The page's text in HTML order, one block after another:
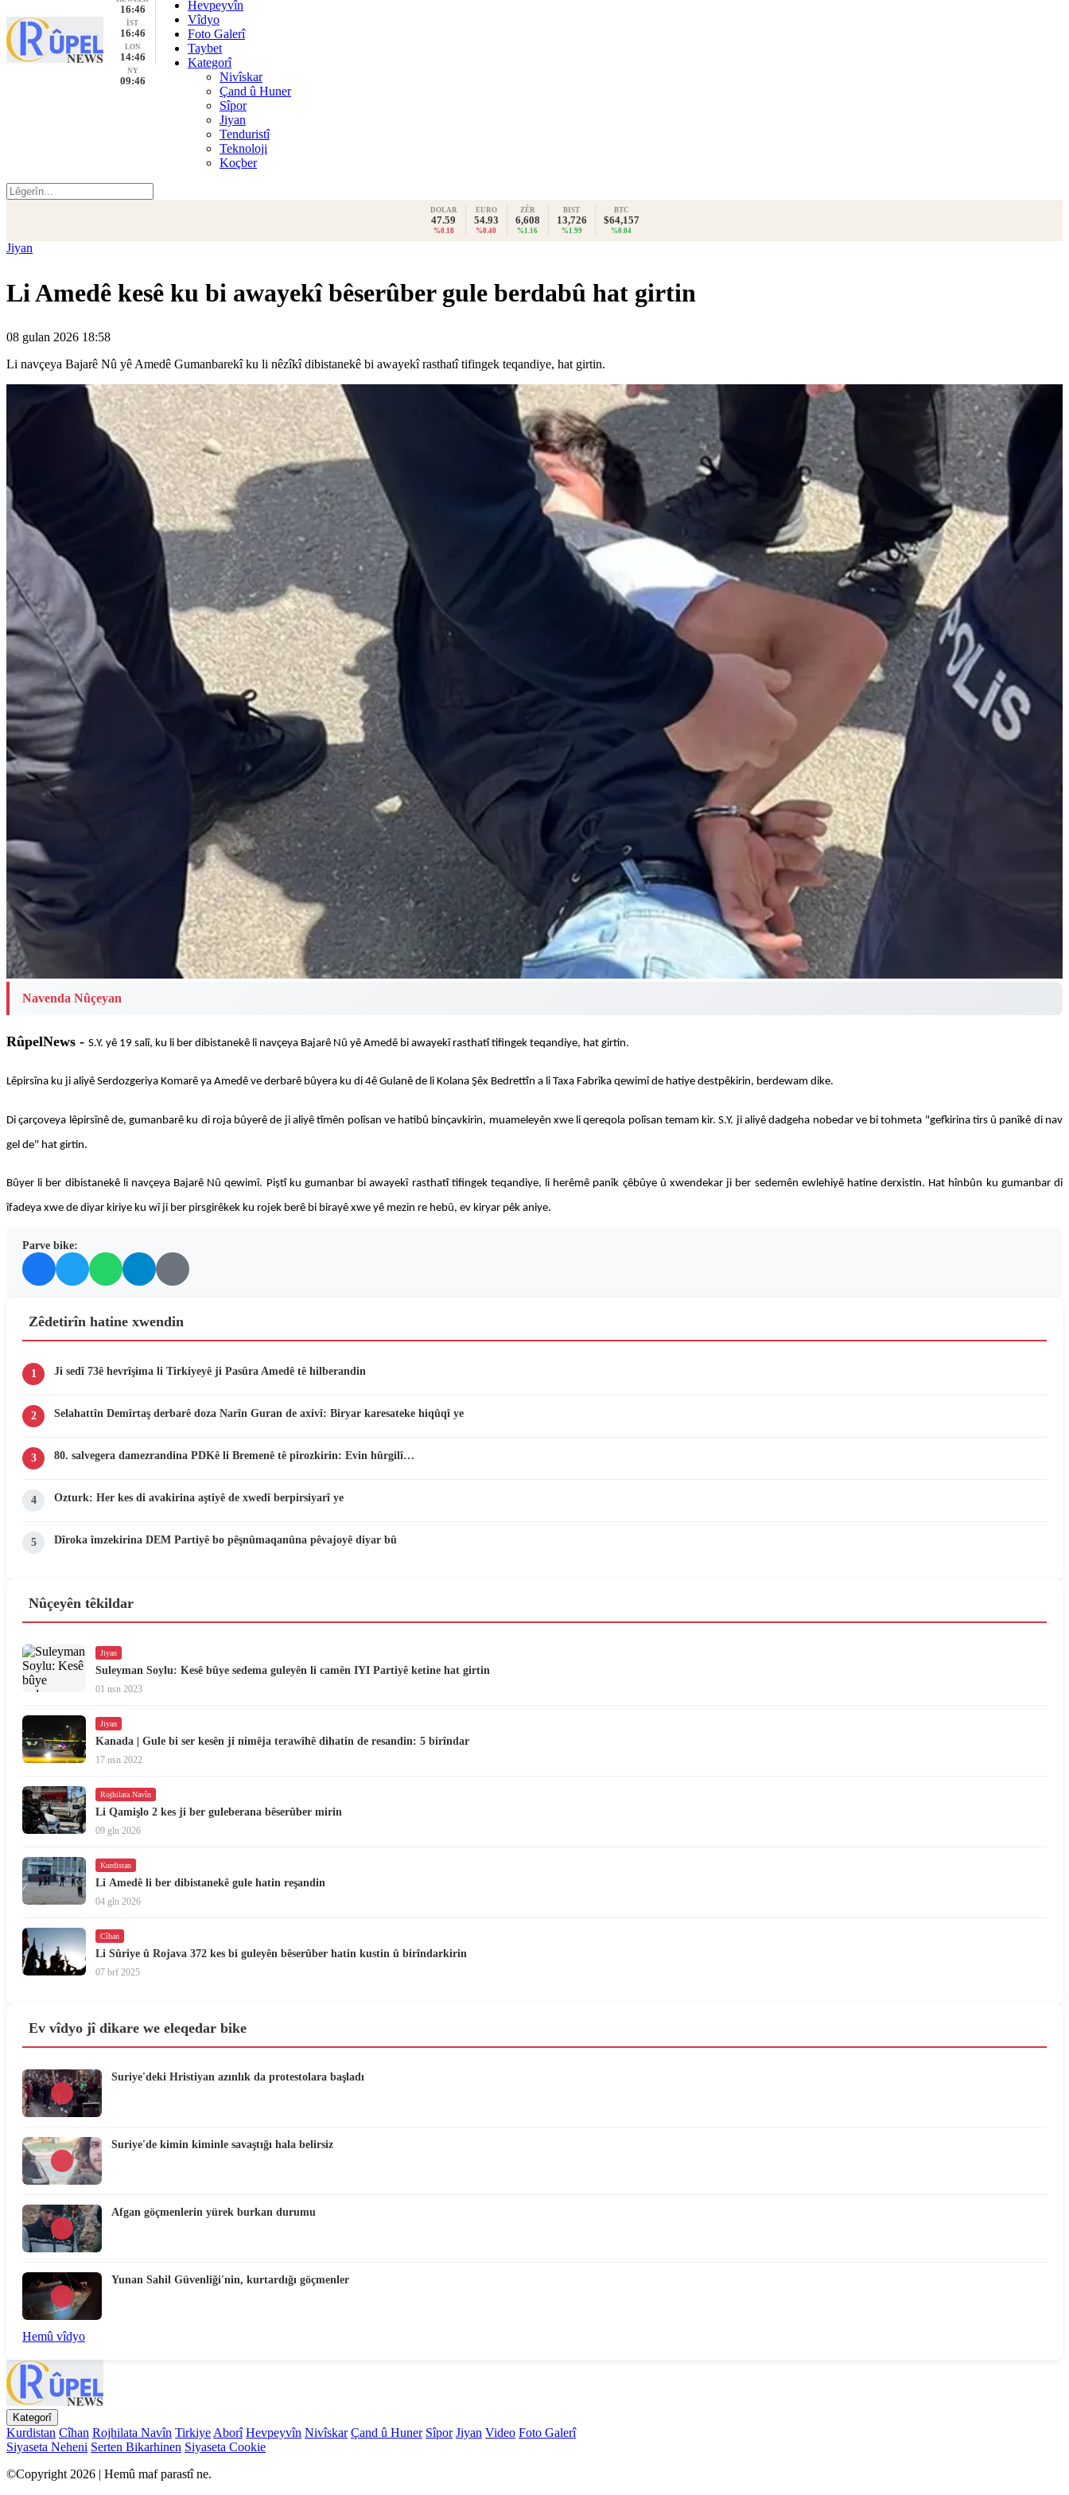
16:46
İST
16:46
LON
14:46
NY
09:46
Hevpeyvîn
Vîdyo
Foto Galerî
Taybet
Kategorî
Nivîskar
Çand û Huner
Sîpor
Jiyan
Tenduristî
Teknoloji
Koçber
DOLAR
47.59
%0.18
EURO
54.93
%0.40
ZÊR
6,608
%1.16
BIST
13,726
%1.99
BTC
$64,157
%0.04
Jiyan
Li Amedê kesê ku bi awayekî bêserûber gule berdabû hat girtin
08 gulan 2026 18:58
Li navçeya Bajarê Nû yê Amedê Gumanbarekî ku li nêzîkî dibistanekê bi awayekî rasthatî tifingek teqandiye, hat girtin.
Navenda Nûçeyan
RûpelNews - S.Y. yê 19 salî, ku li ber dibistanekê li navçeya Bajarê Nû yê Amedê bi awayekî rasthatî tifingek teqandiye, hat girtin.
Lêpirsîna ku ji aliyê Serdozgeriya Komarê ya Amedê ve derbarê bûyera ku di 4ê Gulanê de li Kolana Şêx Bedrettîn a li Taxa Fabrîka qewimî de hatiye destpêkirin, berdewam dike.
Di çarçoveya lêpirsînê de, gumanbarê ku di roja bûyerê de ji aliyê tîmên polîsan ve hatibû binçavkirin, muameleyên xwe li qereqola polîsan temam kir. S.Y. ji aliyê dadgeha nobedar ve bi tohmeta "gefkirina tirs û panîkê di nav
gel de" hat girtin.
Bûyer li ber dibistanekê li navçeya Bajarê Nû qewimî. Piştî ku gumanbar bi awayekî rasthatî tifingek teqandiye, li herêmê panîk çêbûye û xwendekar ji ber sedemên ewlehiyê hatine derxistin. Hat hînbûn ku gumanbar di
îfadeya xwe de diyar kiriye ku wî ji ber pirsgirêkek ku rojek berê bi birayê xwe yê mezin re hebû, ev kiryar pêk aniye.
Parve bike:
Zêdetirîn hatine xwendin
1 Ji sedî 73ê hevrîşima li Tirkiyeyê ji Pasûra Amedê tê hilberandin
2 Selahattîn Demîrtaş derbarê doza Narîn Guran de axivî: Biryar karesateke hiqûqî ye
3 80. salvegera damezrandina PDKê li Bremenê tê pîrozkirin: Evin hûrgilî…
4 Ozturk: Her kes di avakirina aştiyê de xwedî berpirsiyarî ye
5 Dîroka îmzekirina DEM Partiyê bo pêşnûmaqanûna pêvajoyê diyar bû
Nûçeyên têkildar
Jiyan
Suleyman Soylu: Kesê bûye sedema guleyên li camên IYI Partiyê ketine hat girtin
01 nsn 2023
Jiyan
Kanada | Gule bi ser kesên ji nimêja terawîhê dihatin de resandin: 5 birîndar
17 nsn 2022
Rojhilata Navîn
Li Qamişlo 2 kes ji ber guleberana bêserûber mirin
09 gln 2026
Kurdistan
Li Amedê li ber dibistanekê gule hatin reşandin
04 gln 2026
Cîhan
Li Sûriye û Rojava 372 kes bi guleyên bêserûber hatin kustin û birîndarkirin
07 brf 2025
Ev vîdyo jî dikare we eleqedar bike
Suriye'deki Hristiyan azınlık da protestolara başladı
Suriye'de kimin kiminle savaştığı hala belirsiz
Afgan göçmenlerin yürek burkan durumu
Yunan Sahil Güvenliği'nin, kurtardığı göçmenler
Hemû vîdyo
Kategorî
Kurdistan Cîhan Rojhilata Navîn TirkiyeAborî Hevpeyvîn Nivîskar Çand û Huner Sîpor Jiyan Video Foto Galerî
Siyaseta Neheni Serten Bikarhinen Siyaseta Cookie
©Copyright 2026 | Hemû maf parastî ne.